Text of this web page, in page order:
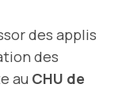
des applis
des
au CHU de